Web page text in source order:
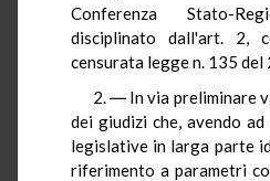
Conferenza Stato-
disciplinato dall'art. 2,
censurata legge n. 135 del
2. ― In via preliminare
dei giudizi che, avendo
legislative in larga parte
riferimento a parametri